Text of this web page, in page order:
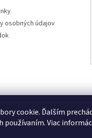
cookie. Ďalším
používaním. Viac
osobných údajov